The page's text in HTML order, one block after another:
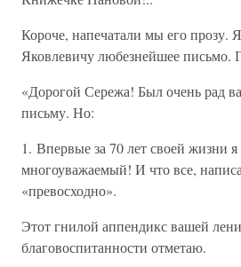
Короче, напечатали мы его прозу.
Яковлевичу любезнейшее письмо.
«Дорогой Сережа! Был очень рад
письму. Но:
1. Впервые за 70 лет своей жизни
многоуважаемый! И что все,
«превосходно».
Этот гнилой аппендикс вашей
благовоспитанности отметаю.